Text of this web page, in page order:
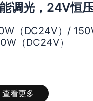
调光，24V恒
（DC24V）/
（DC24V）
查看更多